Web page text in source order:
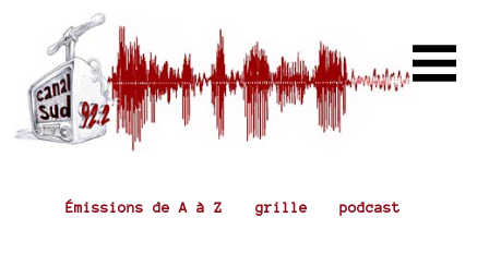
Émissions de A à Z grille podcast